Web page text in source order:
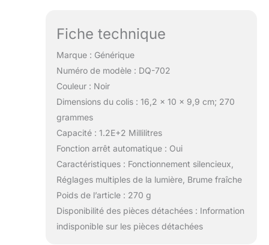
Fiche technique
Marque : Générique
Numéro de modèle : DQ-702
Couleur : Noir
Dimensions du colis : 16,2 x 10 x 9,9 cm; 270
grammes
Capacité : 1.2E+2 Millilitres
Fonction arrêt automatique : Oui
Caractéristiques : Fonctionnement silencieux,
Réglages multiples de la lumière, Brume fraîche
Poids de l’article : 270 g
Disponibilité des pièces détachées : Information
indisponible sur les pièces détachées